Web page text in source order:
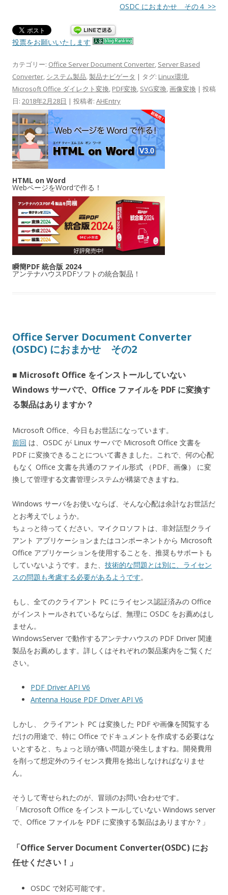
OSDC におまかせ その４ >>
投票をお願いいたします
カテゴリー: Office Server Document Converter, Server Based
Converter, システム製品,製品ナビゲータ | タグ: Linux環境,
Microsoft Office ダイレクト変換, PDF変換, SVG変換,画像変換 | 投稿
日: 2018年2月28日 | 投稿者: AHEntry
HTML on Word
WebページをWordで作る！
瞬簡PDF 統合版 2024
アンテナハウスPDFソフトの統合製品！
Office Server Document Converter
(OSDC) におまかせ その2
■ Microsoft Office をインストールしていない
Windows サーバで、Office ファイルを PDF に変換す
る製品はありますか？
Microsoft Office、今日もお世話になっています。
前回 は、OSDC が Linux サーバで Microsoft Office 文書を
PDF に変換できることについて書きました。これで、何の心配
もなく Office 文書を共通のファイル形式 （PDF、画像） に変
換して管理する文書管理システムが構築できますね。
Windows サーバをお使いならば、そんな心配は余計なお世話だ
とお考えでしょうか。
ちょっと待ってください。マイクロソフトは、非対話型クライ
アント アプリケーションまたはコンポーネントから Microsoft
Office アプリケーションを使用することを、推奨もサポートも
していないようです。また、 技術的な問題とは別に、ライセン
スの問題も考慮する必要があるようです。
もし、全てのクライアント PC にライセンス認証済みの Office
がインストールされているならば、無理に OSDC をお薦めはし
ません。
WindowsServer で動作するアンテナハウスの PDF Driver 関連
製品をお薦めします。詳しくはそれぞれの製品案内をご覧くだ
さい。
PDF Driver API V6
Antenna House PDF Driver API V6
しかし、 クライアント PC は変換した PDF や画像を閲覧する
だけの用途で、特に Office でドキュメントを作成する必要はな
いとすると、ちょっと頭が痛い問題が発生しますね。開発費用
を削って想定外のライセンス費用を捻出しなければなりませ
ん。
そうして寄せられたのが、冒頭のお問い合わせです。
「Microsoft Office をインストールしていない Windows server
で、Office ファイルを PDF に変換する製品はありますか？」
「Office Server Document Converter(OSDC) にお
任せください！」
OSDC で対応可能です。